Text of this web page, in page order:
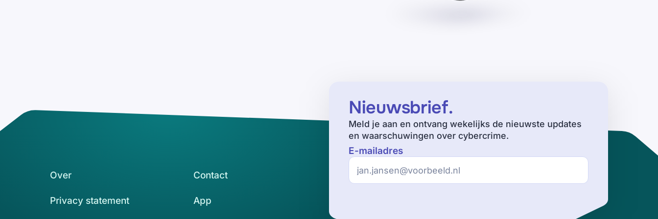
Nieuwsbrief.
Meld je aan en ontvang wekelijks de nieuwste updates
en waarschuwingen over cybercrime.
E-mailadres
Over Contact
Privacy statement App